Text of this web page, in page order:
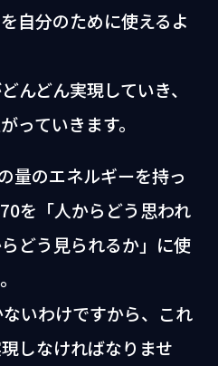
自分のために使えるよ
んどん実現していき、
っていきます。
量のエネルギーを持っ
を「人からどう思われ
どう見られるか」に使
いわけですから、これ
しなければなりませ